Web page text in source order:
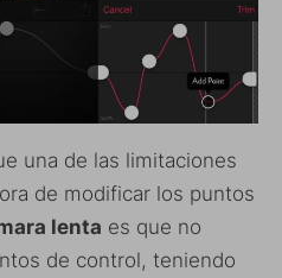
una de las limitaciones
de modificar los puntos
lenta es que no
de control, teniendo